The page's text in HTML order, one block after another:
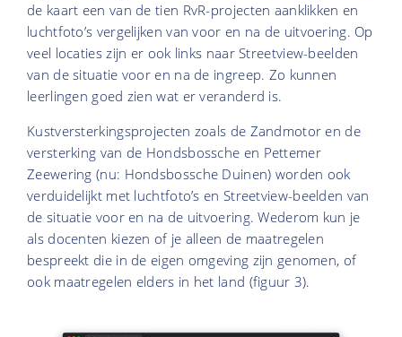
de kaart een van de tien RvR-projecten aanklikken en
luchtfoto’s vergelijken van voor en na de uitvoering. Op
veel locaties zijn er ook links naar Streetview-beelden
van de situatie voor en na de ingreep. Zo kunnen
leerlingen goed zien wat er veranderd is.
Kustversterkingsprojecten zoals de Zandmotor en de
versterking van de Hondsbossche en Pettemer
Zeewering (nu: Hondsbossche Duinen) worden ook
verduidelijkt met luchtfoto’s en Streetview-beelden van
de situatie voor en na de uitvoering. Wederom kun je
als docenten kiezen of je alleen de maatregelen
bespreekt die in de eigen omgeving zijn genomen, of
ook maatregelen elders in het land (figuur 3).